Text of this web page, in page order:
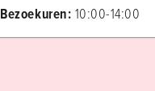
Bezoekuren: 10:00-14:00